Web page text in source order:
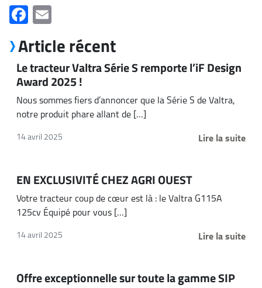
Facebook
Article récent
Le tracteur Valtra Série S remporte l’iF Design
Award 2025 !
Nous sommes fiers d’annoncer que la Série S de Valtra,
notre produit phare allant de […]
14 avril 2025 Lire la suite
EN EXCLUSIVITÉ CHEZ AGRI OUEST
Votre tracteur coup de cœur est là : le Valtra G115A
125cv Équipé pour vous […]
14 avril 2025 Lire la suite
Offre exceptionnelle sur toute la gamme SIP